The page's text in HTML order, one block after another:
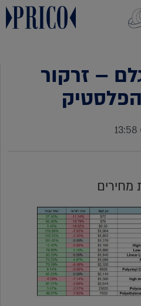
– זרקור
הפלסטיק
13:58
מחירים